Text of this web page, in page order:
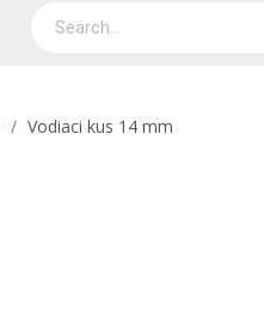
Vodiaci kus 14 mm